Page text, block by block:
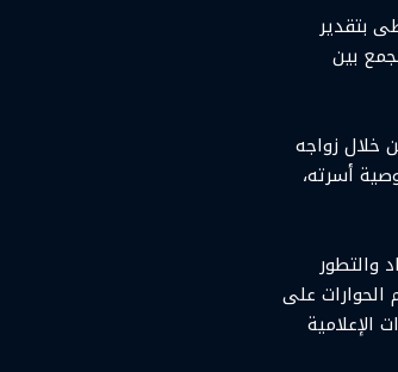
بتقدير
بين
خلال زواجه
أسرته،
والتطور
الحوارات على
الإعلامية